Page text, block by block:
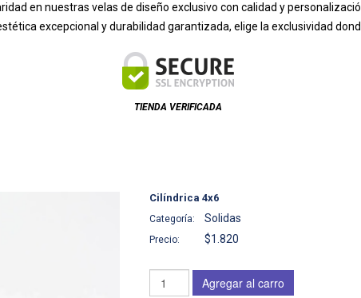
en nuestras velas de diseño exclusivo con calidad y
excepcional y durabilidad garantizada, elige la exclusividad
TIENDA VERIFICADA
Cilíndrica 4x6
Categoría: Solidas
Precio: $1.820
Agregar al carro